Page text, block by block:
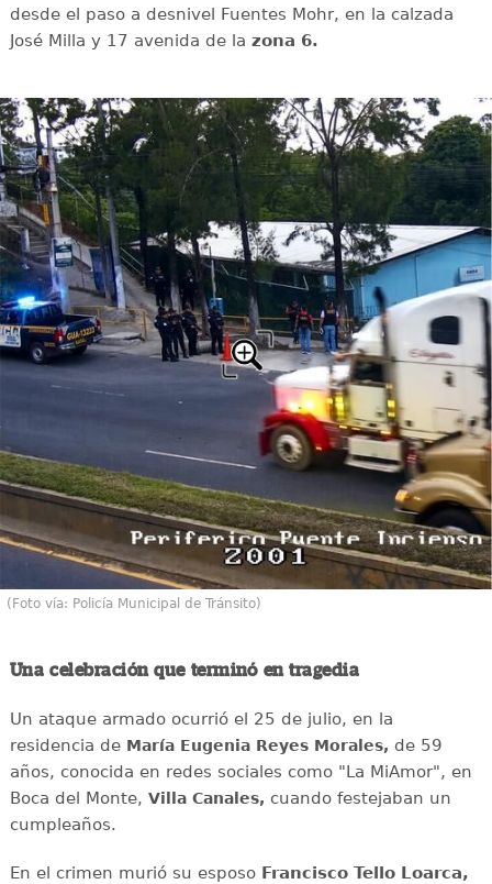
desde el paso a desnivel Fuentes Mohr, en la calzada
José Milla y 17 avenida de la zona 6.
(Foto vía: Policía Municipal de Tránsito)
Una celebración que terminó en tragedia
Un ataque armado ocurrió el 25 de julio, en la
residencia de María Eugenia Reyes Morales, de 59
años, conocida en redes sociales como "La MiAmor", en
Boca del Monte, Villa Canales, cuando festejaban un
cumpleaños.
En el crimen murió su esposoFrancisco Tello Loarca,